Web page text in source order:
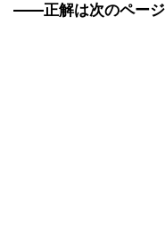
――正解は次のペー